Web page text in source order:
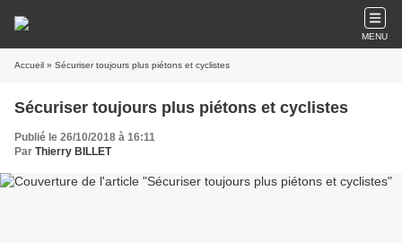
MENU
Accueil » Sécuriser toujours plus piétons et cyclistes
Sécuriser toujours plus piétons et cyclistes
Publié le 26/10/2018 à 16:11
Par Thierry BILLET